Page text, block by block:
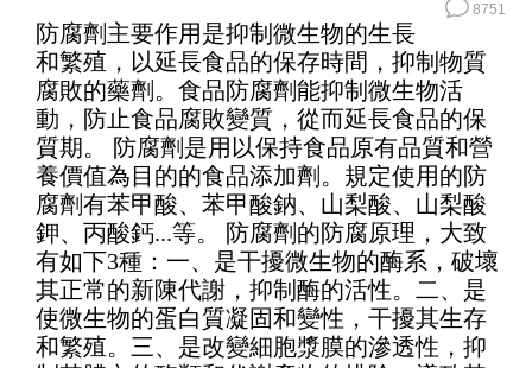
8751
防腐劑主要作用是抑制微生物的生長
和繁殖，以延長食品的保存時間，抑制物質
腐敗的藥劑。食品防腐劑能抑制微生物活
動，防止食品腐敗變質，從而延長食品的保
質期。 防腐劑是用以保持食品原有品質和營
養價值為目的的食品添加劑。規定使用的防
腐劑有苯甲酸、苯甲酸鈉、山梨酸、山梨酸
鉀、丙酸鈣...等。 防腐劑的防腐原理，大致
有如下3種：一、是干擾微生物的酶系，破壞
其正常的新陳代謝，抑制酶的活性。二、是
使微生物的蛋白質凝固和變性，干擾其生存
和繁殖。三、是改變細胞漿膜的滲透性，抑